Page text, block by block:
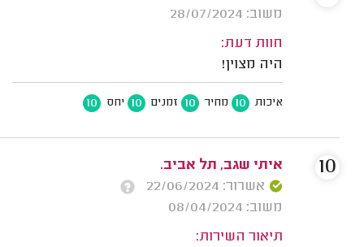
משוב: 28/07/2024
חוות דעת:
היה מצוין!
איכות 10 מחיר 10 זמנים 10 יחס 10
איתי שגב, תל אביב.
אשרור: 22/06/2024
משוב: 08/04/2024
תיאור השירות:
10